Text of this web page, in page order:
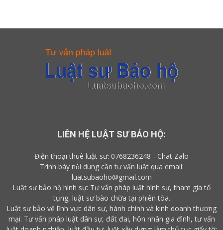
LIÊN HỆ LUẬT SƯ BẢO HỘ:
Điện thoại thuê luật sư: 0768236248 - Chat Zalo
Trình bày nội dung cần tư vấn luật qua email:
luatsubaoho@gmail.com
Luật sư bảo hộ hình sự: Tư vấn pháp luật hình sự, tham gia tố
tụng, luật sư bào chữa tại phiên tòa.
Luật sư bảo vệ lĩnh vực dân sự, hành chính và kinh doanh thương
mại: Tư vấn pháp luật dân sự, đất đai, hôn nhân gia đình, tư vấn